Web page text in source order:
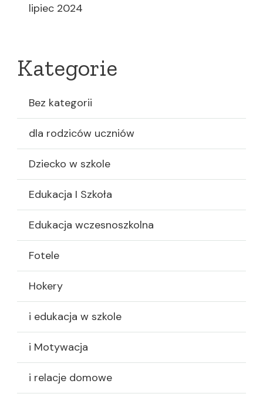
lipiec 2024
Kategorie
Bez kategorii
dla rodziców uczniów
Dziecko w szkole
Edukacja I Szkoła
Edukacja wczesnoszkolna
Fotele
Hokery
i edukacja w szkole
i Motywacja
i relacje domowe